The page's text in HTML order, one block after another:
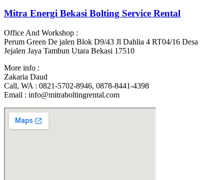
Mitra Energi Bekasi Bolting Service Rental
Office And Workshop :
Perum Green De jalen Blok D9/43 Jl Dahlia 4 RT04/16 Desa
Jejalen Jaya Tambun Utara Bekasi 17510
More info :
Zakaria Daud
Call, WA : 0821-5702-8946, 0878-8441-4398
Email : info@mitraboltingrental.com